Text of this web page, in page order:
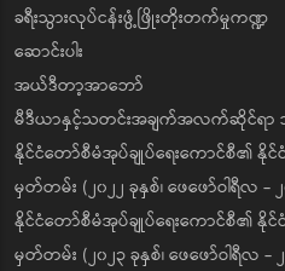
ခရီးသွားလုပ်ငန်းဖွံ့ဖြိုးတိုးတက်မှုကဏ္ဍ
ဆောင်းပါး
အယ်ဒီတာ့အာဘော်
မီဒီယာနှင့်သတင်းအချက်အလက်ဆိုင်ရာ
နိုင်ငံတော်စီမံအုပ်ချုပ်ရေးကောင်စီ၏ နို
မှတ်တမ်း (၂၀၂၂ ခုနှစ်၊ ဖေဖော်ဝါရီလ -
နိုင်ငံတော်စီမံအုပ်ချုပ်ရေးကောင်စီ၏ နို
မှတ်တမ်း (၂၀၂၃ ခုနှစ်၊ ဖေဖော်ဝါရီလ -